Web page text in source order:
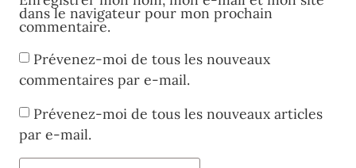
dans le navigateur pour mon prochain
commentaire.
Prévenez-moi de tous les nouveaux
commentaires par e-mail.
Prévenez-moi de tous les nouveaux articles
par e-mail.